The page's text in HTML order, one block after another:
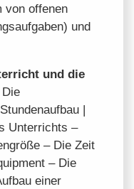
von offenen
und
und die
Die
|
Unterrichts –
– Die Zeit
– Die
einer